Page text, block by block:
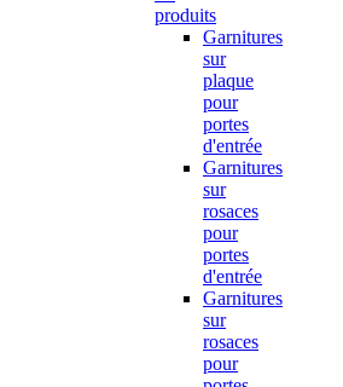
produits
Garnitures
sur
plaque
pour
portes
d'entrée
Garnitures
sur
rosaces
pour
portes
d'entrée
Garnitures
sur
rosaces
pour